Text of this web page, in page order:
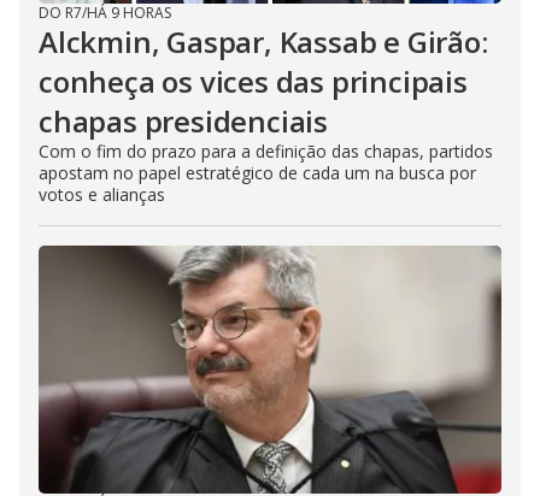
DO R7/HÁ 9 HORAS
Alckmin, Gaspar, Kassab e Girão:
conheça os vices das principais
chapas presidenciais
Com o fim do prazo para a definição das chapas, partidos
apostam no papel estratégico de cada um na busca por
votos e alianças